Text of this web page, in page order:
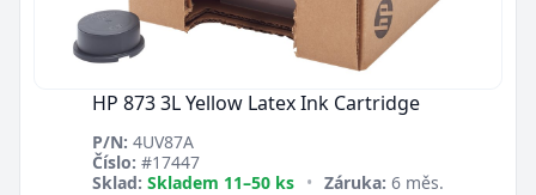
HP 873 3L Yellow Latex Ink Cartridge
P/N: 4UV87A
Číslo: #17447
Sklad: Skladem 11–50 ks • Záruka: 6 měs.